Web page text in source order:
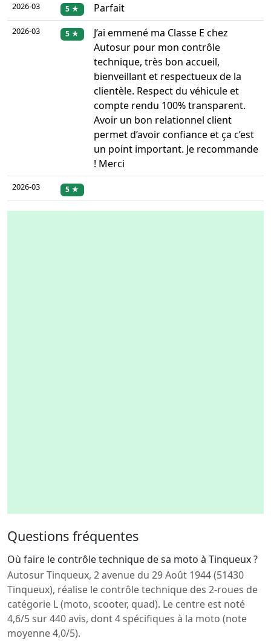
2026-03 5 ★ Parfait
2026-03 5 ★
J’ai emmené ma Classe E chez
Autosur pour mon contrôle
technique, très bon accueil,
bienveillant et respectueux de la
clientèle. Respect du véhicule et
compte rendu 100% transparent.
Avoir un bon relationnel client
permet d’avoir confiance et ça c’est
un point important. Je recommande
! Merci
2026-03 5 ★
Questions fréquentes
Où faire le contrôle technique de sa moto à Tinqueux ?
Autosur Tinqueux, 2 avenue du 29 Août 1944 (51430
Tinqueux), réalise le contrôle technique des 2-roues de
catégorie L (moto, scooter, quad). Le centre est noté
4,6/5 sur 440 avis, dont 4 spécifiques à la moto (note
moyenne 4,0/5).